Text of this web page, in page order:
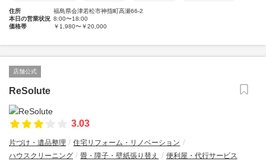
住所
福島県会津若松市神指町高瀬66-2
本日の営業状況 8:00〜18:00
価格帯
￥1,980〜￥20,000
店舗公式
ReSolute
3.03
片づけ・遺品整理
住宅リフォーム・リノベーション
ハウスクリーニング
畳・障子・壁紙張り替え 便利屋・代行サービス